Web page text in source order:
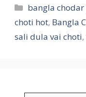
Categories
bangla
choti hot, Bangla
sali dula vai choti,